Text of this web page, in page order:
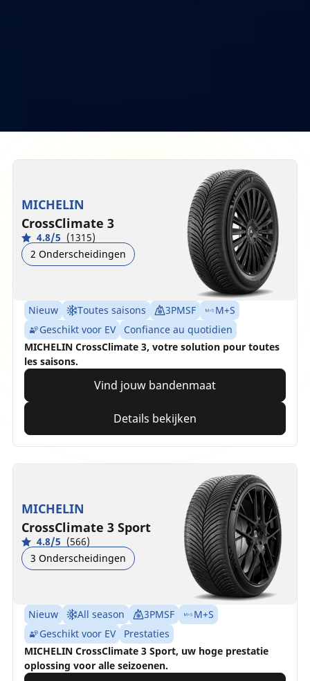
MICHELIN
CrossClimate 3
4.8/5 (1315)
2 Onderscheidingen
Nieuw Toutes saisons 3PMSF
M+S
Geschikt voor EV
Confiance au quotidien
MICHELIN CrossClimate 3, votre solution pour toutes
les saisons.
Vind jouw bandenmaat
Details bekijken
MICHELIN
CrossClimate 3 Sport
4.8/5 (566)
3 Onderscheidingen
Nieuw All season 3PMSF
M+S
Geschikt voor EV
Prestaties
MICHELIN CrossClimate 3 Sport, uw hoge prestatie
oplossing voor alle seizoenen.